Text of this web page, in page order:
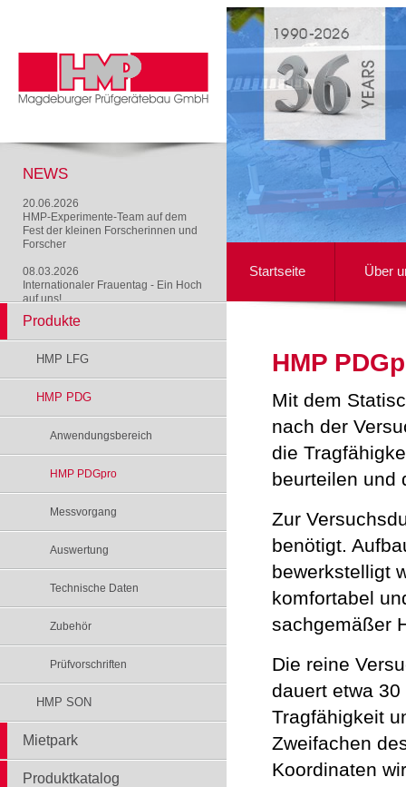
NEWS
20.06.2026
HMP-Experimente-Team auf dem
Fest der kleinen Forscherinnen und
Forscher
08.03.2026
Internationaler Frauentag - Ein Hoch
auf uns!
Startseite Über
Produkte
HMP LFG
HMP PDG
Anwendungsbereich
HMP PDGpro
Messvorgang
Auswertung
Technische Daten
Zubehör
Prüfvorschriften
HMP SON
Mietpark
Produktkatalog
HMP
Mit dem
nach der
die
beurteilen und
Zur
benötigt.
bewerkstelligt
komfortabel
sachgemäßer
Die reine
dauert etwa
Tragfähigkeit
Zweifachen
Koordinaten